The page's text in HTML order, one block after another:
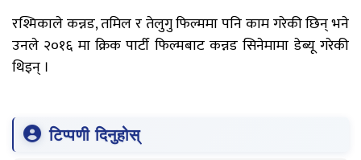
रश्मिकाले कन्नड, तमिल र तेलुगु फिल्ममा पनि काम गरेकी छिन् भने
उनले २०१६ मा क्रिक पार्टी फिल्मबाट कन्नड सिनेमामा डेब्यू गरेकी
थिइन् ।
टिप्पणी दिनुहोस्